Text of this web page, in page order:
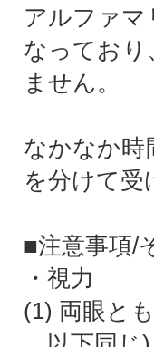
アルファマ
なっており
ません。
なかなか時
を分けて
■注意事項/
・視力
(1) 両眼と